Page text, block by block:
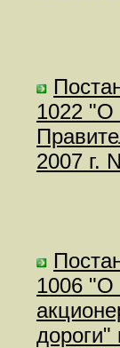
1022 "О
2007 г.
1006 "О